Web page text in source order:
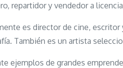
repartidor y vendedor a
es director de cine, escritor
También es un artista
ejemplos de grandes